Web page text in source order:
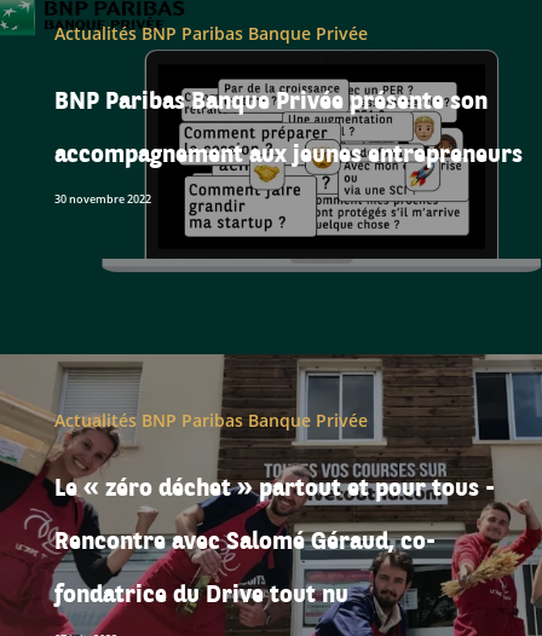
Actualités BNP Paribas Banque Privée
BNP Paribas Banque Privée présente son
accompagnement aux jeunes entrepreneurs
30 novembre 2022
Actualités BNP Paribas Banque Privée
Le « zéro déchet » partout et pour tous -
Rencontre avec Salomé Géraud, co-
fondatrice du Drive tout nu